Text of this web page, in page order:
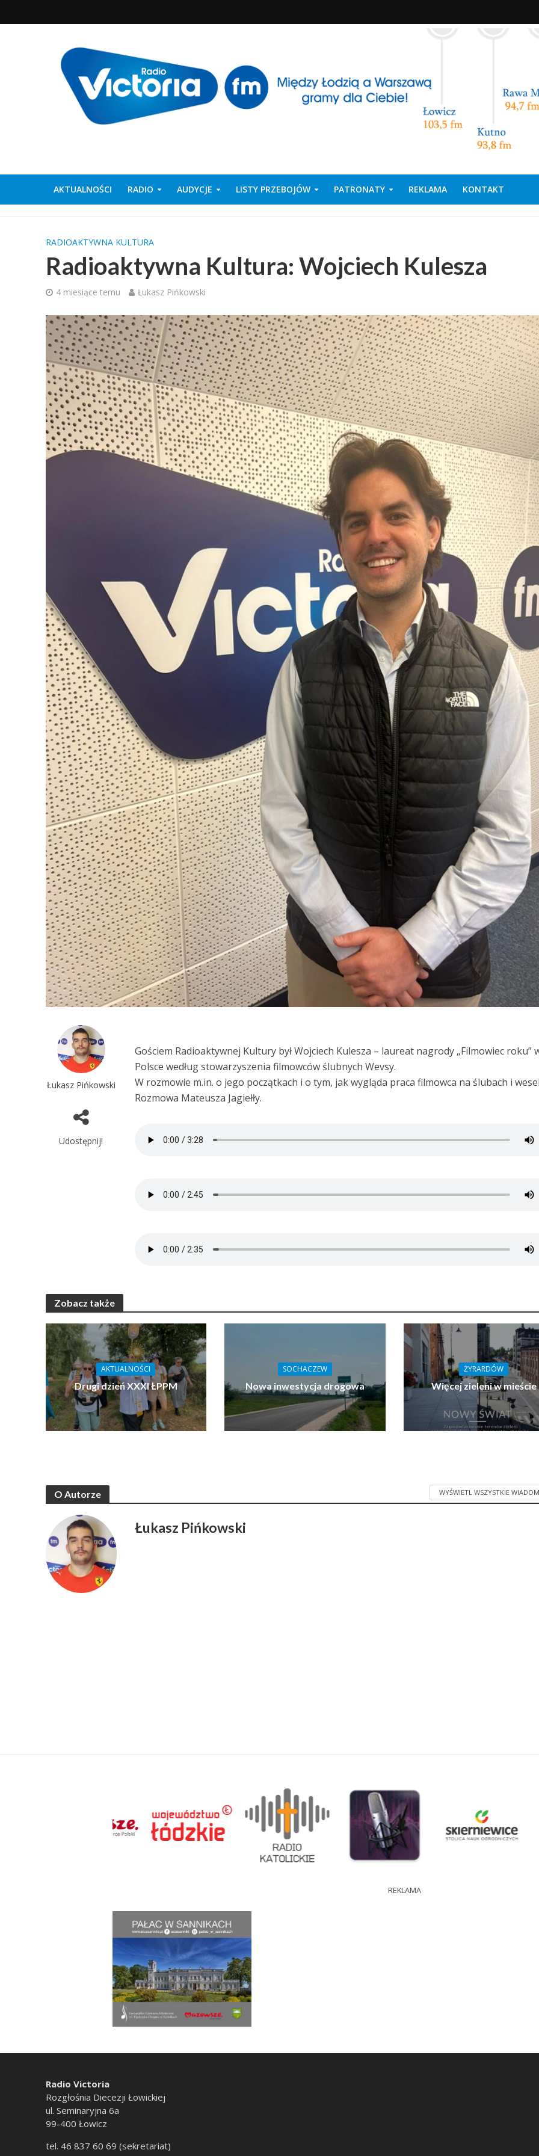
AKTUALNOŚCI RADIO AUDYCJE LISTY PRZEBOJÓW PATRONATY REKLAMA KONTAKT
RADIOAKTYWNA KULTURA
Radioaktywna Kultura: Wojciech Kulesza
4 miesiące temu Łukasz Pińkowski
Łukasz Pińkowski
Udostępnij!
Gościem Radioaktywnej Kultury był Wojciech Kulesza – laureat nagrody „Filmowiec roku”
Polsce według stowarzyszenia filmowców ślubnych Wevsy.
W rozmowie m.in. o jego początkach i o tym, jak wygląda praca filmowca na ślubach i
Rozmowa Mateusza Jagiełły.
Zobacz także
AKTUALNOŚCI
Drugi dzień XXXI ŁPPM
SOCHACZEW
Nowa inwestycja drogowa
ŻYRARDÓW
Więcej zieleni w mieście
O Autorze WYŚWIETL WSZYSTKIE
Łukasz Pińkowski
REKLAMA
Radio Victoria
Rozgłośnia Diecezji Łowickiej
ul. Seminaryjna 6a
99-400 Łowicz
tel. 46 837 60 69 (sekretariat)